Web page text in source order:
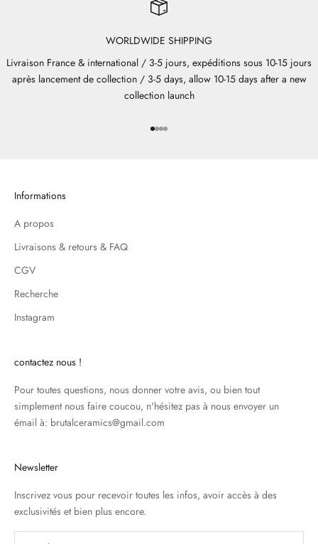
WORLDWIDE SHIPPING
Livraison France & international / 3-5 jours, expéditions sous 10-15 jours
après lancement de collection / 3-5 days, allow 10-15 days after a new
collection launch
Aller à l'élément 1
Aller à l'élément 2
Aller à l'élément 3
Aller à l'élément 4
Informations
A propos
Livraisons & retours & FAQ
CGV
Recherche
Instagram
contactez nous !
Pour toutes questions, nous donner votre avis, ou bien tout
simplement nous faire coucou, n'hésitez pas à nous envoyer un
émail à: brutalceramics@gmail.com
Newsletter
Inscrivez vous pour recevoir toutes les infos, avoir accès à des
exclusivités et bien plus encore.